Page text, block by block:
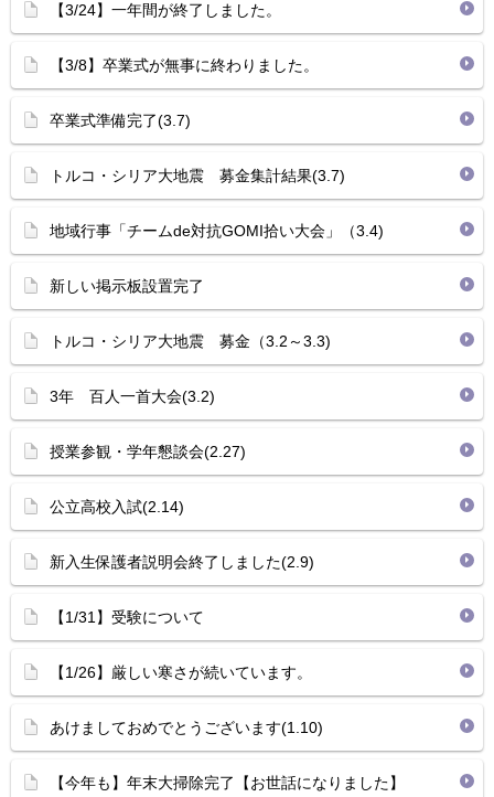
【3/24】一年間が終了しました。
【3/8】卒業式が無事に終わりました。
卒業式準備完了(3.7)
トルコ・シリア大地震 募金集計結果(3.7)
地域行事「チームde対抗GOMI拾い大会」（3.4)
新しい掲示板設置完了
トルコ・シリア大地震 募金（3.2～3.3)
3年 百人一首大会(3.2)
授業参観・学年懇談会(2.27)
公立高校入試(2.14)
新入生保護者説明会終了しました(2.9)
【1/31】受験について
【1/26】厳しい寒さが続いています。
あけましておめでとうございます(1.10)
【今年も】年末大掃除完了【お世話になりました】